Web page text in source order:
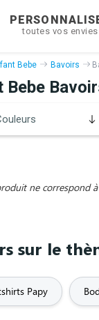
toutes vos envies
Bebe Bavoirs
ne correspond
sur le
Papy